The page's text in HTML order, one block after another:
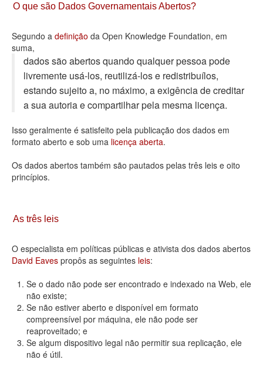
Dados Governamentais Abertos
Planejamento
Catálogo de dados
Processo Legislativo
Deputados Estaduais
Administração
Legislação
Agenda
Contato
O que são Dados Governamentais Abertos?
Segundo a definição da Open Knowledge Foundation, em
suma,
dados são abertos quando qualquer pessoa pode
livremente usá-los, reutilizá-los e redistribuí­los,
estando sujeito a, no máximo, a exigência de creditar
a sua autoria e compartilhar pela mesma licença.
Isso geralmente é satisfeito pela publicação dos dados em
formato aberto e sob uma licença aberta.
Os dados abertos também são pautados pelas três leis e oito
princípios.
As três leis
O especialista em políticas públicas e ativista dos dados abertos
David Eaves propôs as seguintes leis:
Se o dado não pode ser encontrado e indexado na Web, ele
não existe;
Se não estiver aberto e disponível em formato
compreensível por máquina, ele não pode ser
reaproveitado; e
Se algum dispositivo legal não permitir sua replicação, ele
não é útil.